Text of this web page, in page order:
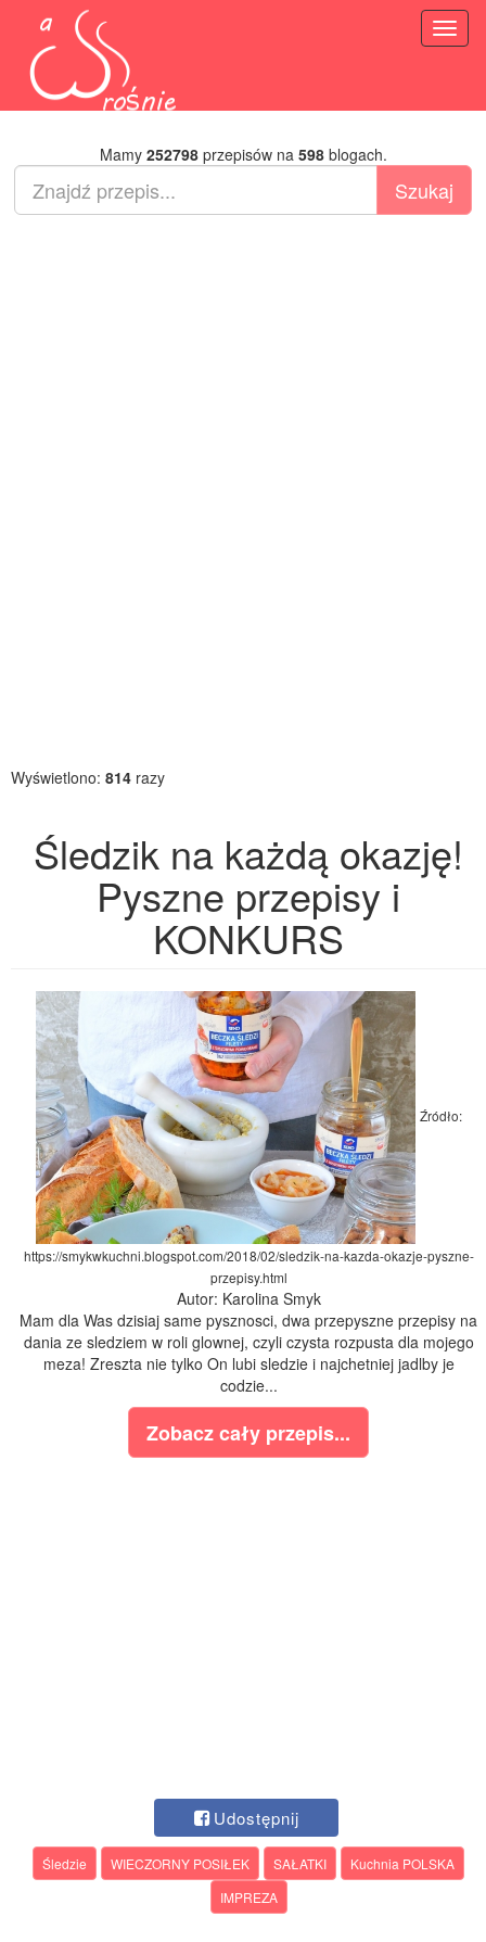
Mamy 252798przepisów na 598blogach.
Wyświetlono: 814 razy
Śledzik na każdą okazję!
Pyszne przepisy i
KONKURS
Źródło:
https://smykwkuchni.blogspot.com/2018/02/sledzik-na-kazda-okazje-pyszne-
przepisy.html
Autor: Karolina Smyk
Mam dla Was dzisiaj same pysznosci, dwa przepyszne przepisy na
dania ze sledziem w roli glownej, czyli czysta rozpusta dla mojego
meza! Zreszta nie tylko On lubi sledzie i najchetniej jadlby je
codzie...
Zobacz cały przepis...
Udostępnij
Śledzie WIECZORNY POSIŁEK SAŁATKI
Kuchnia POLSKA
IMPREZA